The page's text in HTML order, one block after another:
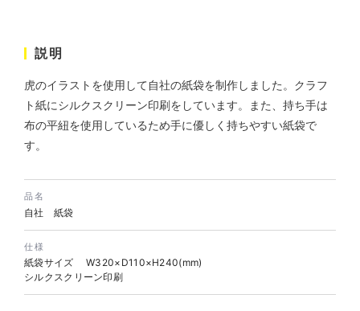
株式会社ベストブラス様 EC
サイト制作
ECサイト
説明
虎のイラストを使用して自社の紙袋を制作しました。クラフ
ト紙にシルクスクリーン印刷をしています。また、持ち手は
布の平紐を使用しているため手に優しく持ちやすい紙袋で
す。
品名
自社 紙袋
仕様
紙袋サイズ W320×D110×H240(mm)
シルクスクリーン印刷